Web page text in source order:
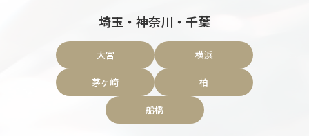
埼玉・神奈川・千葉
大宮 横浜
茅ヶ崎 柏
船橋